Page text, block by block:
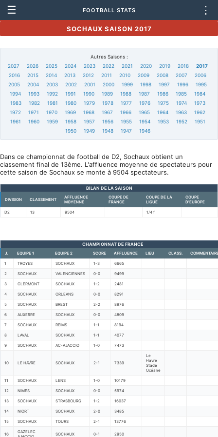
☰ FOOTBALL STATS ⋮
SOCHAUX SAISON 2017
Autres Saisons :
2027
2026 2025 2024 2023 2022 2021 2020 2019 2018
2017
2016
2015 2014 2013 2012 2011 2010 2009 2008 2007
2006
2005
2004 2003 2002 2001 2000 1999 1998 1997 1996
1995
1994
1993 1992 1991 1990 1989 1988 1987 1986 1985
1984
1983
1982 1981 1980 1979 1978 1977 1976 1975 1974
1973
1972
1971 1970 1969 1968 1967 1966 1965 1964 1963
1962
1961
1960 1959 1958 1957 1956 1955 1954 1953 1952
1951
1950
1949 1948 1947 1946
Dans ce championnat de football de D2, Sochaux obtient un
classement final de 13ème. L'affluence moyenne de spectateurs pour
cette saison de Sochaux se monte à 9504 spectateurs.
BILAN DE LA SAISON
DIVISION CLASSEMENT
AFFLUENCE
MOYENNE
COUPE DE
FRANCE
COUPE DE LA
LIGUE
COUPE
D'EUROPE
D2 13 9504 1/4 f
CHAMPIONNAT DE FRANCE
J. EQUIPE 1 EQUIPE 2 SCORE AFFLUENCE LIEU CLASS.
1 TROYES SOCHAUX 1-3 6665
2 SOCHAUX VALENCIENNES 0-0 9499
3 CLERMONT SOCHAUX 1-2 2481
4 SOCHAUX ORLEANS 0-0 8291
5 SOCHAUX BREST 2-2 8976
6 AUXERRE SOCHAUX 0-0 4809
7 SOCHAUX REIMS 1-1 8194
8 LAVAL SOCHAUX 1-1 4077
9 SOCHAUX AC-AJACCIO 1-0 7473
10 LE HAVRE SOCHAUX 2-1 7339
Le
Havre
Stade
Océane
11 SOCHAUX LENS 1-0 10179
12 NIMES SOCHAUX 0-0 5974
13 SOCHAUX STRASBOURG 1-2 16037
14 NIORT SOCHAUX 2-0 3485
15 SOCHAUX TOURS 2-1 13776
16
GAZELEC
SOCHAUX 0-1 2950